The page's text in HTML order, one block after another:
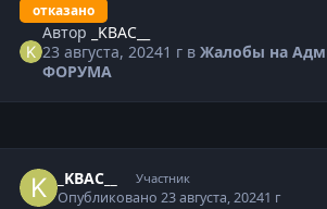
отказано
Автор
_KBAC__
23 августа, 20241 г вЖалобы на
ФОРУМА
_KBAC__ Участник
Опубликовано23 августа, 20241 г